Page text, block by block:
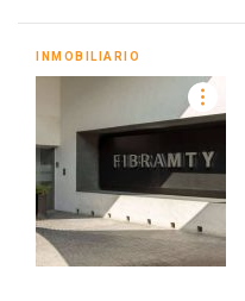
INMOBILIARIO